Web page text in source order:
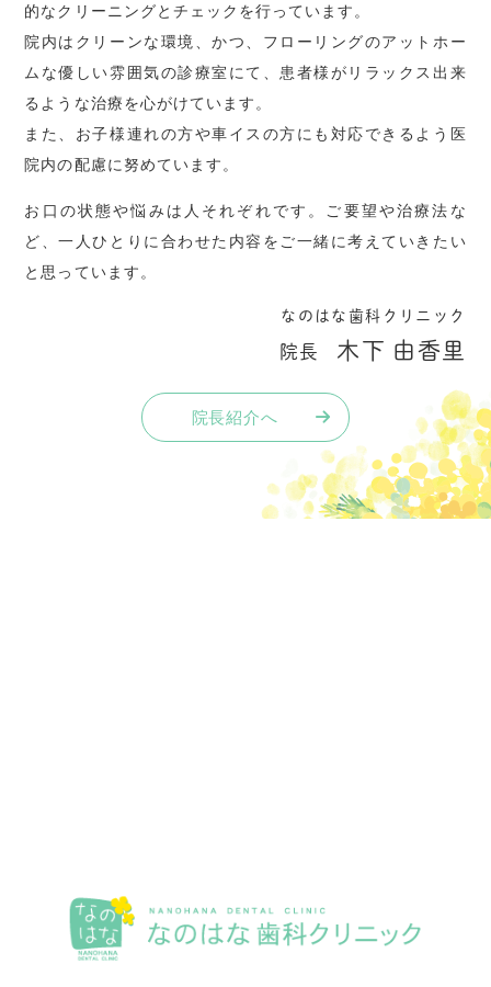
的なクリーニングとチェックを行っています。
院内はクリーンな環境、かつ、フローリングのアットホー
ムな優しい雰囲気の診療室にて、患者様がリラックス出来
るような治療を心がけています。
また、お子様連れの方や車イスの方にも対応できるよう医
院内の配慮に努めています。
お口の状態や悩みは人それぞれです。ご要望や治療法な
ど、一人ひとりに合わせた内容をご一緒に考えていきたい
と思っています。
なのはな歯科クリニック
院長 木下 由香里
院長紹介へ